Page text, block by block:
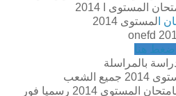
المستوى ا 2014
ا لمستوى 2014
onefd
اضغط هنا
بالمراسلة
الشعب